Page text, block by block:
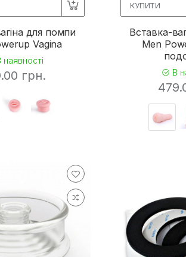
для помпи
Vagina
наявності
грн.
КУПИТИ
Вставка-
Men
В